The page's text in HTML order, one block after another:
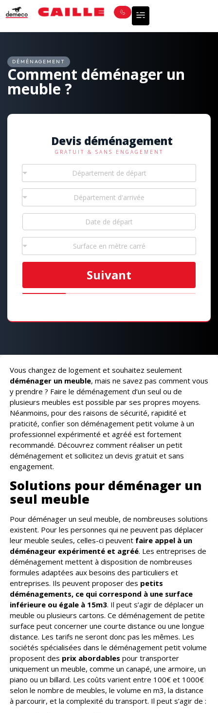
DÉMÉNAGEMENT
Comment déménager un
meuble ?
Devis déménagement
GRATUIT & SANS ENGAGEMENT
Département de départ
Département d'arrivée
Surface en mètre carré
Suivant
Vous changez de logement et souhaitez seulement
déménager un meuble, mais ne savez pas comment vous
y prendre ? Faire le déménagement d’un seul ou de
plusieurs meubles est possible par ses propres moyens.
Néanmoins, pour des raisons de sécurité, rapidité et
praticité, confier son déménagement petit volume à un
professionnel expérimenté et agréé est fortement
recommandé. Découvrez comment réaliser un petit
déménagement et sollicitez un devis gratuit et sans
engagement.
Solutions pour déménager un
seul meuble
Pour déménager un seul meuble, de nombreuses solutions
existent. Pour les personnes qui ne peuvent pas déplacer
leur meuble seules, celles-ci peuvent faire appel à un
déménageur expérimenté et agréé. Les entreprises de
déménagement mettent à disposition de nombreuses
formules adaptées aux besoins des particuliers et
entreprises. Ils peuvent proposer des petits
déménagements, ce qui correspond à une surface
inférieure ou égale à 15m3. Il peut s’agir de déplacer un
meuble ou plusieurs cartons. Ce déménagement de petite
surface peut concerner une courte distance ou une longue
distance. Les tarifs ne seront donc pas les mêmes. Les
sociétés spécialisées dans le déménagement petit volume
proposent des prix abordables pour transporter
uniquement un meuble, comme un canapé, une armoire, un
piano ou un billard. Les coûts varient entre 100€ et 1000€
selon le nombre de meubles, le volume en m3, la distance
à parcourir, et la complexité du transport. Il peut s’agir de :